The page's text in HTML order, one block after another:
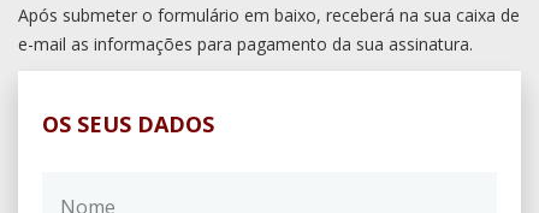
Após submeter o formulário em baixo, receberá na sua caixa de
e-mail as informações para pagamento da sua assinatura.
OS SEUS DADOS